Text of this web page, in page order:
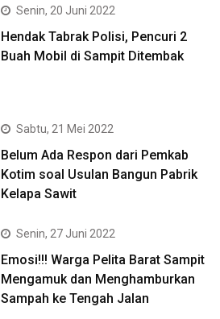
Senin, 20 Juni 2022
Hendak Tabrak Polisi, Pencuri 2
Buah Mobil di Sampit Ditembak
Sabtu, 21 Mei 2022
Belum Ada Respon dari Pemkab
Kotim soal Usulan Bangun Pabrik
Kelapa Sawit
Senin, 27 Juni 2022
Emosi!!! Warga Pelita Barat Sampit
Mengamuk dan Menghamburkan
Sampah ke Tengah Jalan